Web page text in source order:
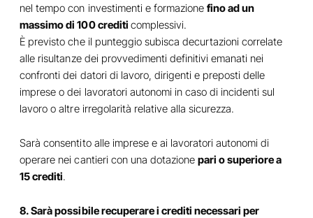
nel tempo con investimenti e formazionefino ad un
massimo di 100 crediti complessivi.
È previsto che il punteggio subisca decurtazioni correlate
alle risultanze dei provvedimenti definitivi emanati nei
confronti dei datori di lavoro, dirigenti e preposti delle
imprese o dei lavoratori autonomi in caso di incidenti sul
lavoro o altre irregolarità relative alla sicurezza.
Sarà consentito alle imprese e ai lavoratori autonomi di
operare nei cantieri con una dotazionepari o superiore a
15 crediti.
8. Sarà possibile recuperare i crediti necessari per